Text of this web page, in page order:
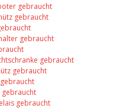
gebraucht
gebraucht
gebraucht
gebraucht
gebraucht
gebraucht